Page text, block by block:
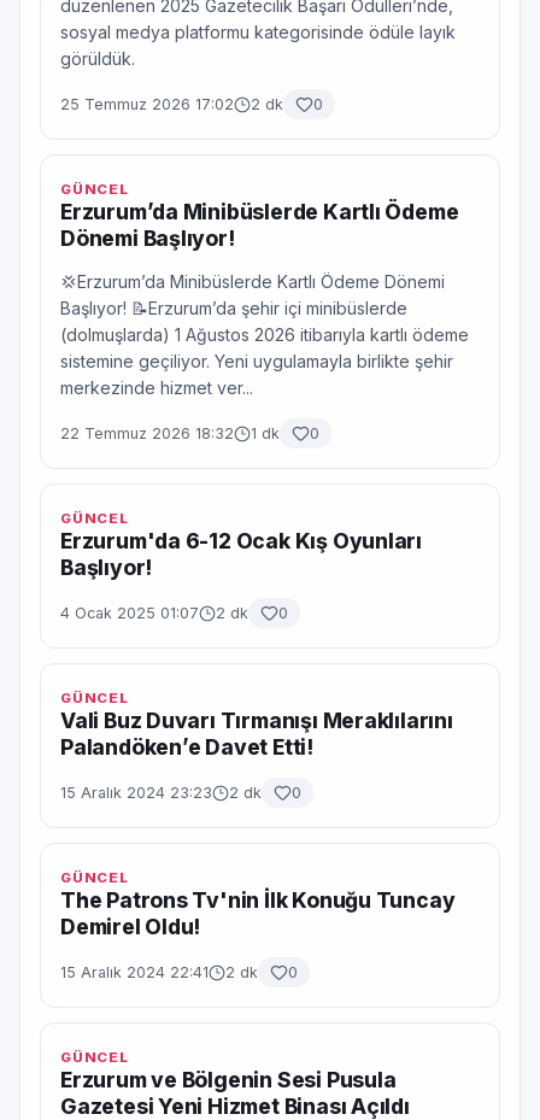
düzenlenen 2025 Gazetecilik Başarı Ödülleri’nde,
sosyal medya platformu kategorisinde ödüle layık
görüldük.
25 Temmuz 2026 17:02 2 dk 0
GÜNCEL
Erzurum’da Minibüslerde Kartlı Ödeme
Dönemi Başlıyor!
💢Erzurum’da Minibüslerde Kartlı Ödeme Dönemi
Başlıyor! 📝Erzurum’da şehir içi minibüslerde
(dolmuşlarda) 1 Ağustos 2026 itibarıyla kartlı ödeme
sistemine geçiliyor. Yeni uygulamayla birlikte şehir
merkezinde hizmet ver...
22 Temmuz 2026 18:32 1 dk 0
GÜNCEL
Erzurum'da 6-12 Ocak Kış Oyunları
Başlıyor!
4 Ocak 2025 01:07 2 dk 0
GÜNCEL
Vali Buz Duvarı Tırmanışı Meraklılarını
Palandöken’e Davet Etti!
15 Aralık 2024 23:23 2 dk 0
GÜNCEL
The Patrons Tv'nin İlk Konuğu Tuncay
Demirel Oldu!
15 Aralık 2024 22:41 2 dk 0
GÜNCEL
Erzurum ve Bölgenin Sesi Pusula
Gazetesi Yeni Hizmet Binası Açıldı